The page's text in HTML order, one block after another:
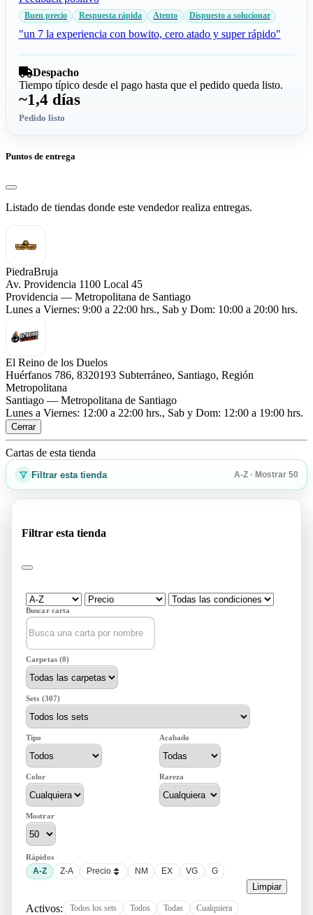
Buen precio Respuesta rápida Atento Dispuesto a solucionar
"un 7 la experiencia con bowito, cero atado y super rápido"
Despacho
Tiempo típico desde el pago hasta que el pedido queda listo.
~1,4 días
Pedido listo
Puntos de entrega
Listado de tiendas donde este vendedor realiza entregas.
PiedraBruja
Av. Providencia 1100 Local 45
Providencia — Metropolitana de Santiago
Lunes a Viernes: 9:00 a 22:00 hrs., Sab y Dom: 10:00 a 20:00 hrs.
El Reino de los Duelos
Huérfanos 786, 8320193 Subterráneo, Santiago, Región
Metropolitana
Santiago — Metropolitana de Santiago
Lunes a Viernes: 12:00 a 22:00 hrs., Sab y Dom: 12:00 a 19:00 hrs.
Cerrar
Cartas de esta tienda
Filtrar esta tienda A-Z · Mostrar 50
Filtrar esta tienda
Buscar carta
Carpetas (0)
Sets (307)
Tipo Acabado
Color Rareza
Mostrar
Rápidos
A-Z Z-A Precio NM EX VG G
Limpiar
Activos: Todos los sets Todos Todas
Cualquiera